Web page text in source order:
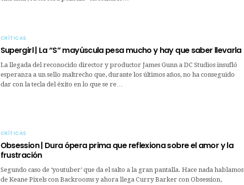
CRÍTICAS
Supergirl | La “S” mayúscula pesa mucho y hay que saber llevarla
La llegada del reconocido director y productor James Gunn a DC Studios insufló
esperanza a un sello maltrecho que, durante los últimos años, no ha conseguido
dar con la tecla del éxito en lo que se re…
CRÍTICAS
Obsession | Dura ópera prima que reflexiona sobre el amor y la
frustración
Segundo caso de ‘youtuber’ que da el salto a la gran pantalla. Hace nada hablamos
de Keane Pixels con Backrooms y ahora llega Curry Barker con Obsession,